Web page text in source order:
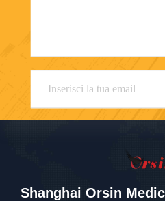
Shanghai Orsin